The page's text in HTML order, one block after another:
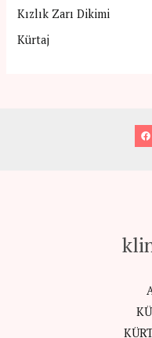
Kızlık Zarı Dikimi
Kürtaj